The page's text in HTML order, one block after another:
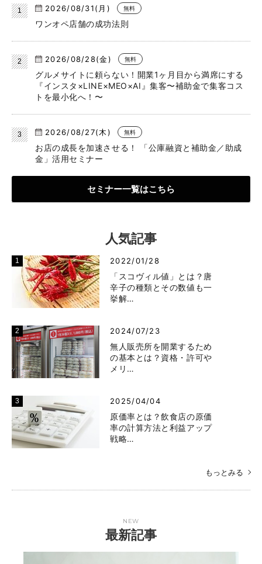
2026/08/31(月) 無料
ワンオペ店舗の成功法則
2026/08/28(金) 無料
グルメサイトに頼らない！開業1ヶ月目から満席にする
『インスタ×LINE×MEO×AI』集客〜補助金で集客コス
トを最小化へ！〜
2026/08/27(木) 無料
お店の成長を加速させる！ 「公庫融資と補助金／助成
金」活用セミナー
セミナー一覧はこちら
人気記事
2022/01/28
「スコヴィル値」とは？唐
辛子の種類とその数値も一
挙解…
2024/07/23
無人販売所を開業するため
の基本とは？資格・許可や
メリ…
2025/04/04
原価率とは？飲食店の原価
率の計算方法と利益アップ
戦略…
もっとみる
NEW
最新記事